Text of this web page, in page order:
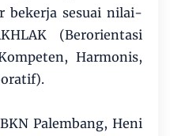
bekerja sesuai nilai-
(Berorientasi
Harmonis,
Palembang, Heni